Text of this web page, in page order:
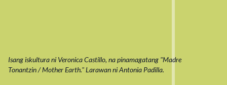
Isang iskultura ni Veronica Castillo, na pinamagatang "Madre
Tonantzin / Mother Earth." Larawan ni Antonia Padilla.